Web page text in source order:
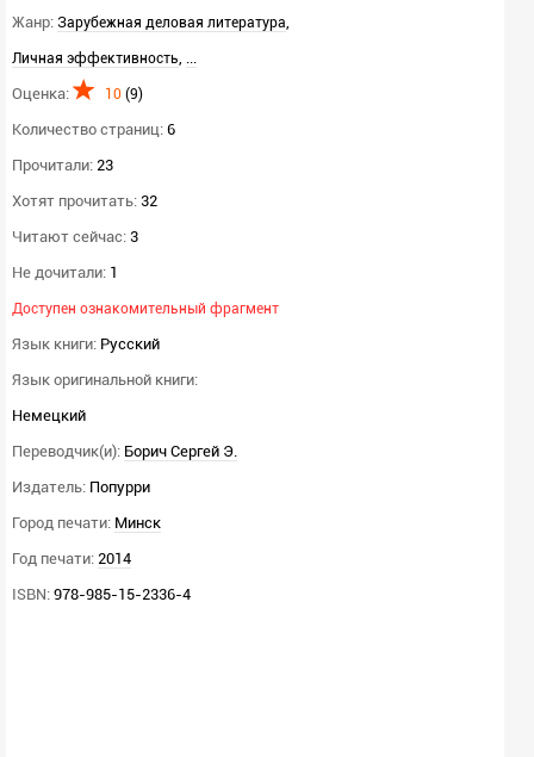
Жанр: Зарубежная деловая литература,
Личная эффективность, ...
Оценка:
10 (9)
Количество страниц: 6
Прочитали: 23
Хотят прочитать: 32
Читают сейчас: 3
Не дочитали: 1
Доступен ознакомительный фрагмент
Язык книги: Русский
Язык оригинальной книги:
Немецкий
Переводчик(и): Борич Сергей Э.
Издатель: Попурри
Город печати: Минск
Год печати: 2014
ISBN: 978-985-15-2336-4